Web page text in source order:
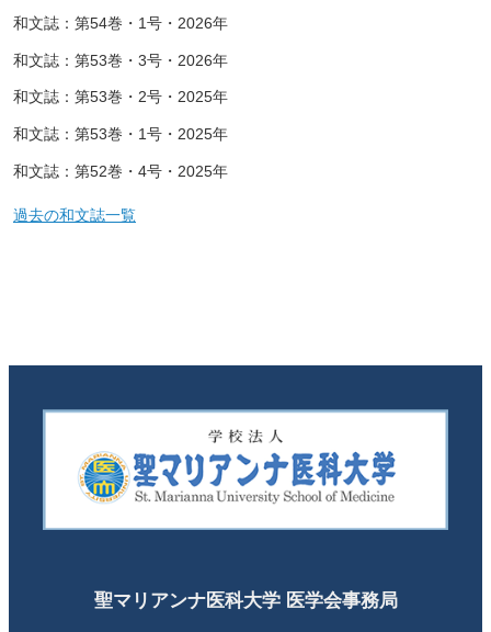
和文誌：第54巻・1号・2026年
和文誌：第53巻・3号・2026年
和文誌：第53巻・2号・2025年
和文誌：第53巻・1号・2025年
和文誌：第52巻・4号・2025年
過去の和文誌一覧
聖マリアンナ医科大学 医学会事務局